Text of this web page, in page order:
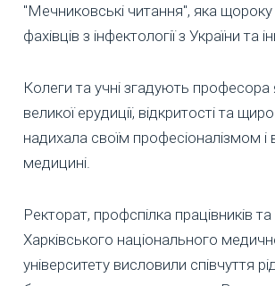
"Мечниковські читання", яка щороку
фахівців з інфектології з України та
Колеги та учні згадують
великої ерудиції, відкритості та
надихала своїм професіоналізмом і
медицині.
Ректорат, профспілка працівників
Харківського національного
університету висловили співчуття